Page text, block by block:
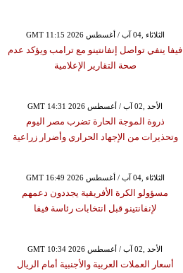
GMT 11:15 2026 الثلاثاء ,04 آب / أغسطس
فيفا ينفي تواصل إنفانتينو مع ترامب ويؤكد عدم
صحة التقارير الإعلامية
GMT 14:31 2026 الأحد ,02 آب / أغسطس
ذروة الموجة الحارة تضرب مصر اليوم
وتحذيرات من الإجهاد الحراري وأضرار زراعية
GMT 16:49 2026 الثلاثاء ,04 آب / أغسطس
مسؤولو الكرة الأفريقية يجددون دعمهم
لإنفانتينو قبل انتخابات رئاسة فيفا
GMT 10:34 2026 الأحد ,02 آب / أغسطس
أسعار العملات العربية والأجنبية أمام الريال